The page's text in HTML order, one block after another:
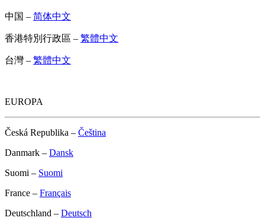
中国 – 简体中文
香港特別行政區 – 繁體中文
台灣 – 繁體中文
EUROPA
Česká Republika – Čeština
Danmark – Dansk
Suomi – Suomi
France – Français
Deutschland – Deutsch